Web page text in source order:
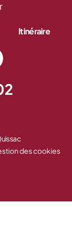
Itinéraire
des cookies